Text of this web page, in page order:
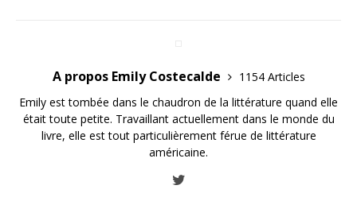
A propos Emily Costecalde
1154 Articles
Emily est tombée dans le chaudron de la littérature quand elle
était toute petite. Travaillant actuellement dans le monde du
livre, elle est tout particulièrement férue de littérature
américaine.